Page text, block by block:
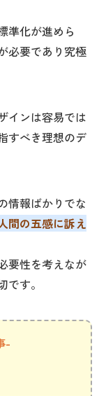
準化が進めら
必要であり究極
インは容易では
すべき理想のデ
情報ばかりでな
間の五感に訴え
要性を考えなが
す。
-